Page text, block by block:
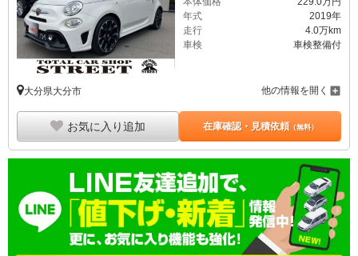
年式
2019年
走行
4.0万km
車検
車検整備付
大分県大分市 他の情報を開く
お気に入り追加 在庫確認・見積依頼（無料）